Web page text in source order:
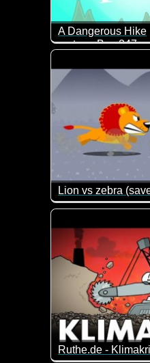
A Dangerous Hike
cartoon Box 247
Lion vs zebra
Ein Löwe jagt ein
Ruthe.de -